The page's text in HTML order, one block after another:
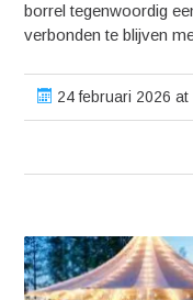
borrel tegenwoordig
verbonden te blijven
24 februari 2026 at